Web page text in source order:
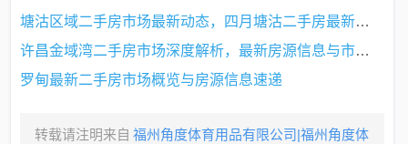
塘沽区域二手房市场最新动态，四月塘沽二手房最新房源概览
许昌金域湾二手房市场深度解析，最新房源信息与市场概览（4月版）
罗甸最新二手房市场概览与房源信息速递
转载请注明来自 福州角度体育用品有限公司|福州角度体